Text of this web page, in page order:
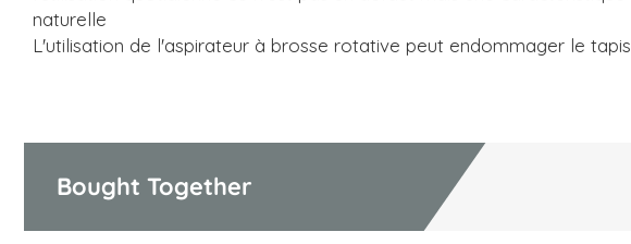
naturelle
L'utilisation de l'aspirateur à brosse rotative peut endommager le tapis
Bought Together